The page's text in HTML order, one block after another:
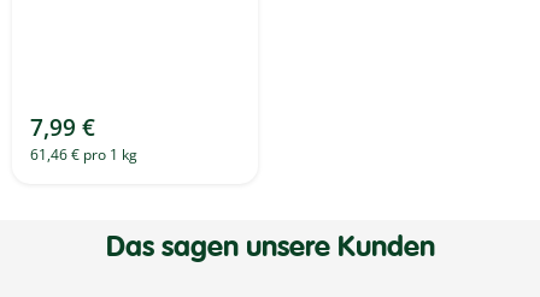
7,99 €
61,46 € pro 1 kg
Das sagen unsere Kunden